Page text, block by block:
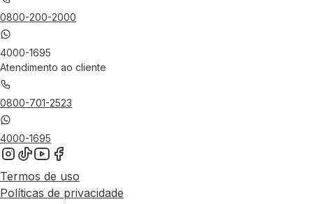
0800-200-2000
4000-1695
Atendimento ao cliente
0800-701-2523
4000-1695
Termos de uso
Políticas de privacidade